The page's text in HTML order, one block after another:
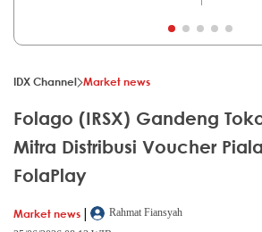
IDX Channel Market news
Folago (IRSX) Gandeng
Mitra Distribusi Voucher
FolaPlay
Market news |
Rahmat Fiansyah